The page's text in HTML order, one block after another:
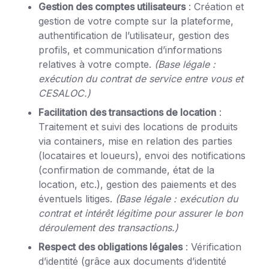
Gestion des comptes utilisateurs: Création et
gestion de votre compte sur la plateforme,
authentification de l’utilisateur, gestion des
profils, et communication d’informations
relatives à votre compte. (Base légale :
exécution du contrat de service entre vous et
CESALOC.)
Facilitation des transactions de location :
Traitement et suivi des locations de produits
via containers, mise en relation des parties
(locataires et loueurs), envoi des notifications
(confirmation de commande, état de la
location, etc.), gestion des paiements et des
éventuels litiges. (Base légale : exécution du
contrat et intérêt légitime pour assurer le bon
déroulement des transactions.)
Respect des obligations légales: Vérification
d’identité (grâce aux documents d’identité